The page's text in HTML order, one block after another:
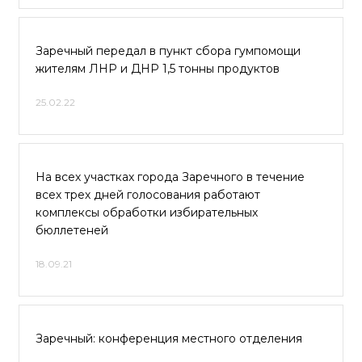
Заречный передал в пункт сбора гумпомощи
жителям ЛНР и ДНР 1,5 тонны продуктов
25.02.22
На всех участках города Заречного в течение
всех трех дней голосования работают
комплексы обработки избирательных
бюллетеней
18.09.21
Заречный: конференция местного отделения